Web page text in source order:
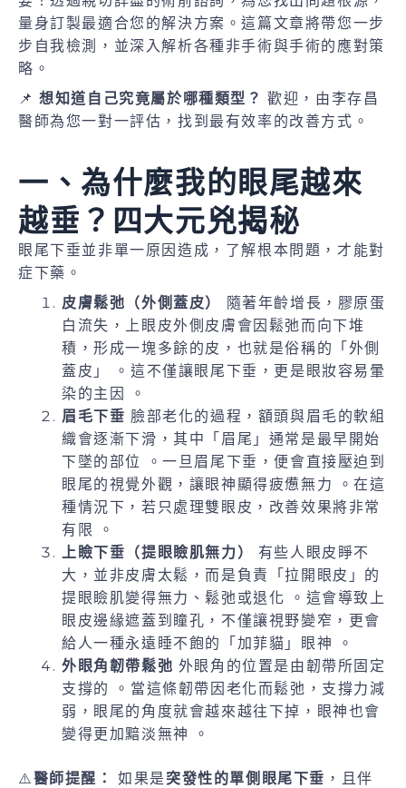
量身訂製最適合您的解決方案。這篇文章將帶您一步
步自我檢測，並深入解析各種非手術與手術的應對策
略。
📌想知道自己究竟屬於哪種類型？ 歡迎，由李存昌
醫師為您一對一評估，找到最有效率的改善方式。
一、為什麼我的眼尾越來
越垂？四大元兇揭秘
眼尾下垂並非單一原因造成，了解根本問題，才能對
症下藥。
皮膚鬆弛（外側蓋皮）
隨著年齡增長，膠原蛋
白流失，上眼皮外側皮膚會因鬆弛而向下堆
積，形成一塊多餘的皮，也就是俗稱的「外側
蓋皮」 。這不僅讓眼尾下垂，更是眼妝容易暈
染的主因 。
眉毛下垂 臉部老化的過程，額頭與眉毛的軟組
織會逐漸下滑，其中「眉尾」通常是最早開始
下墜的部位 。一旦眉尾下垂，便會直接壓迫到
眼尾的視覺外觀，讓眼神顯得疲憊無力 。在這
種情況下，若只處理雙眼皮，改善效果將非常
有限 。
上瞼下垂（提眼瞼肌無力）
有些人眼皮睜不
大，並非皮膚太鬆，而是負責「拉開眼皮」的
提眼瞼肌變得無力、鬆弛或退化 。這會導致上
眼皮邊緣遮蓋到瞳孔，不僅讓視野變窄，更會
給人一種永遠睡不飽的「加菲貓」眼神 。
外眼角韌帶鬆弛 外眼角的位置是由韌帶所固定
支撐的 。當這條韌帶因老化而鬆弛，支撐力減
弱，眼尾的角度就會越來越往下掉，眼神也會
變得更加黯淡無神 。
⚠️醫師提醒： 如果是 突發性的單側眼尾下垂 ，且伴